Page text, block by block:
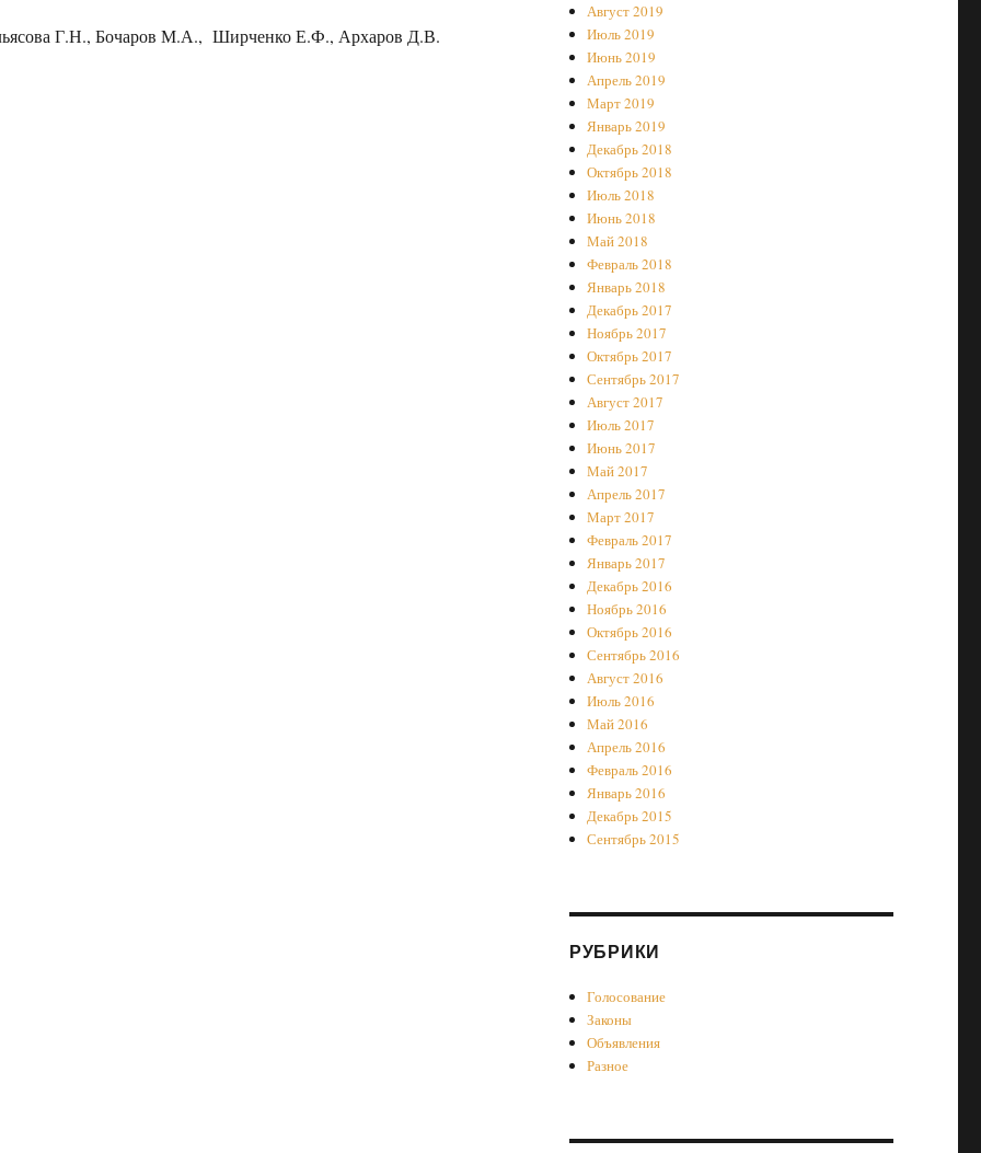
Г.Н., Бочаров М.А., Ширченко Е.Ф., Архаров Д.В.
Август 2019
Июль 2019
Июнь 2019
Апрель 2019
Март 2019
Январь 2019
Декабрь 2018
Октябрь 2018
Июль 2018
Июнь 2018
Май 2018
Февраль 2018
Январь 2018
Декабрь 2017
Ноябрь 2017
Октябрь 2017
Сентябрь 2017
Август 2017
Июль 2017
Июнь 2017
Май 2017
Апрель 2017
Март 2017
Февраль 2017
Январь 2017
Декабрь 2016
Ноябрь 2016
Октябрь 2016
Сентябрь 2016
Август 2016
Июль 2016
Май 2016
Апрель 2016
Февраль 2016
Январь 2016
Декабрь 2015
Сентябрь 2015
РУБРИКИ
Голосование
Законы
Объявления
Разное